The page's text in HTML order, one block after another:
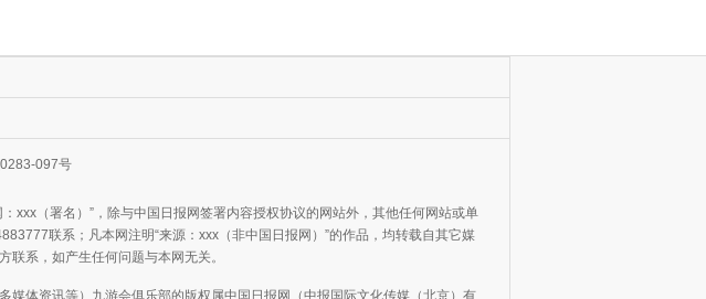
097号
xxx（署名）”，除与中国日报网签署内容授权协议的网站外，其他任何网站或单
联系；凡本网注明“来源：xxx（非中国日报网）”的作品，均转载自其它媒
系，如产生任何问题与本网无关。
媒体资讯等）九游会俱乐部的版权属中国日报网（中报国际文化传媒（北京）有